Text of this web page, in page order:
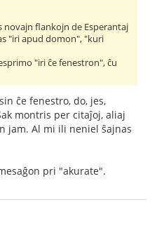
novajn flankojn de Esperantaj
"iri apud domon", "kuri
"iri ĉe fenestron", ĉu
ĉe fenestro, do, jes,
montris per citaĵoj, aliaj
jam. Al mi ili neniel ŝajnas
pri "akurate".